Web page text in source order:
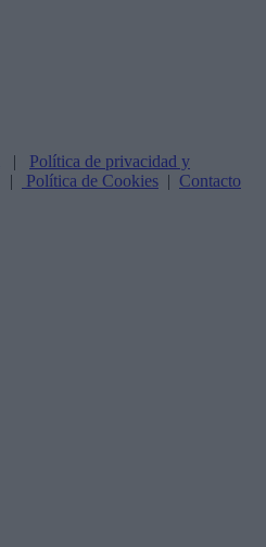
| Política de privacidad y
| Política de Cookies | Contacto